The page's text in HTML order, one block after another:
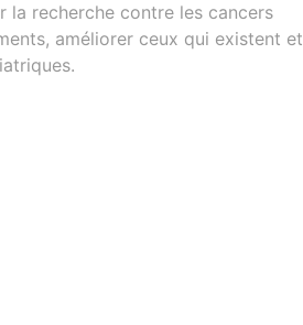
la recherche contre les cancers
améliorer ceux qui existent et